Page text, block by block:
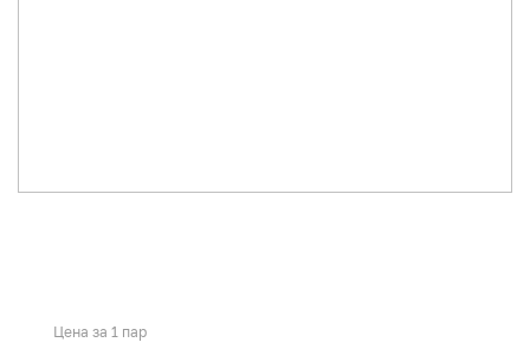
Цена за 1 пар